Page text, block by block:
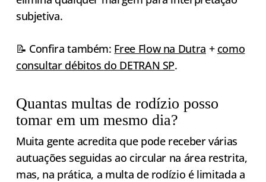
subjetiva.
📝 Confira também: Free Flow na Dutra + como
consultar débitos do DETRAN SP.
Quantas multas de rodízio posso
tomar em um mesmo dia?
Muita gente acredita que pode receber várias
autuações seguidas ao circular na área restrita,
mas, na prática, a multa de rodízio é limitada a